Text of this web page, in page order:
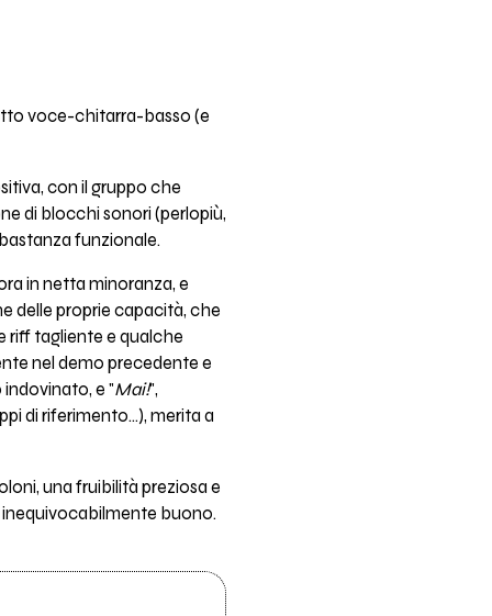
voce-chitarra-basso (e
con il gruppo che
di blocchi sonori (perlopiù,
funzionale.
in netta minoranza, e
delle proprie capacità, che
riff tagliente e qualche
nel demo precedente e
e "Mai!",
di riferimento...), merita a
una fruibilità preziosa e
inequivocabilmente buono.